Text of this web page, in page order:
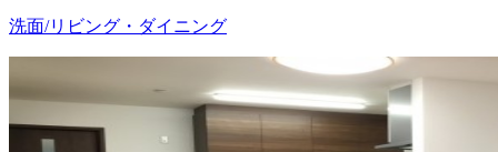
洗面/リビング・ダイニング